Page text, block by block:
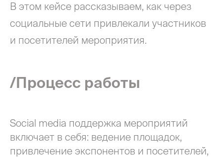
В этом кейсе рассказываем, как через
социальные сети привлекали участников
и посетителей мероприятия.
/Процесс работы
Social media поддержка мероприятий
включает в себя: ведение площадок,
привлечение экспонентов и посетителей,